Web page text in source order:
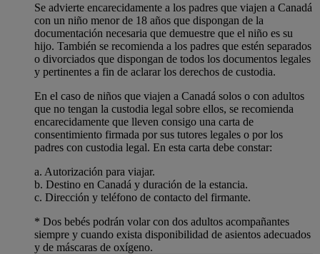
Se advierte encarecidamente a los padres que viajen a Canadá
con un niño menor de 18 años que dispongan de la
documentación necesaria que demuestre que el niño es su
hijo. También se recomienda a los padres que estén separados
o divorciados que dispongan de todos los documentos legales
y pertinentes a fin de aclarar los derechos de custodia.
En el caso de niños que viajen a Canadá solos o con adultos
que no tengan la custodia legal sobre ellos, se recomienda
encarecidamente que lleven consigo una carta de
consentimiento firmada por sus tutores legales o por los
padres con custodia legal. En esta carta debe constar:
a. Autorización para viajar.
b. Destino en Canadá y duración de la estancia.
c. Dirección y teléfono de contacto del firmante.
* Dos bebés podrán volar con dos adultos acompañantes
siempre y cuando exista disponibilidad de asientos adecuados
y de máscaras de oxígeno.